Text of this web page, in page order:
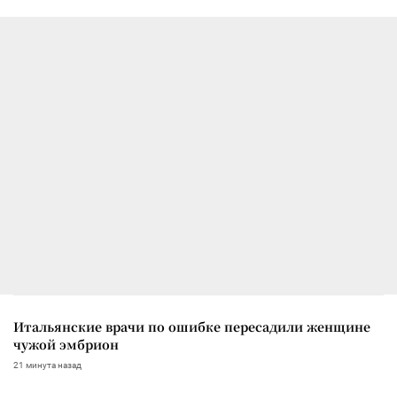
Итальянские врачи по ошибке пересадили женщине
чужой эмбрион
21 минута назад